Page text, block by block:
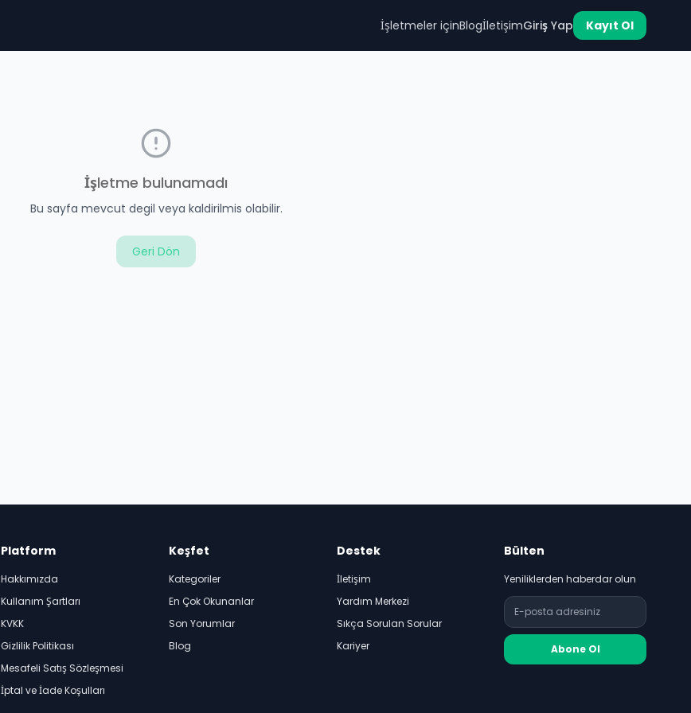
İşletmeler içinBlogİletişimGiriş Yap Kayıt Ol
İşletme bulunamadı
Bu sayfa mevcut degil veya kaldirilmis olabilir.
Geri Dön
Platform
Hakkımızda
Kullanım Şartları
KVKK
Gizlilik Politikası
Mesafeli Satış Sözleşmesi
İptal ve İade Koşulları
Keşfet
Kategoriler
En Çok Okunanlar
Son Yorumlar
Blog
Destek
İletişim
Yardım Merkezi
Sıkça Sorulan Sorular
Kariyer
Bülten
Yeniliklerden haberdar olun
Abone Ol